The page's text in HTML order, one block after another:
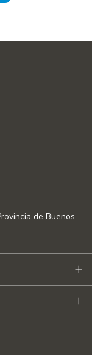
de Buenos